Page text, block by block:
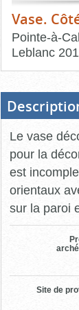
Vase.
Pointe-à-
Leblanc
bloc
d'onglets
Le vase
pour la
est
orientaux
sur la paroi
Site de